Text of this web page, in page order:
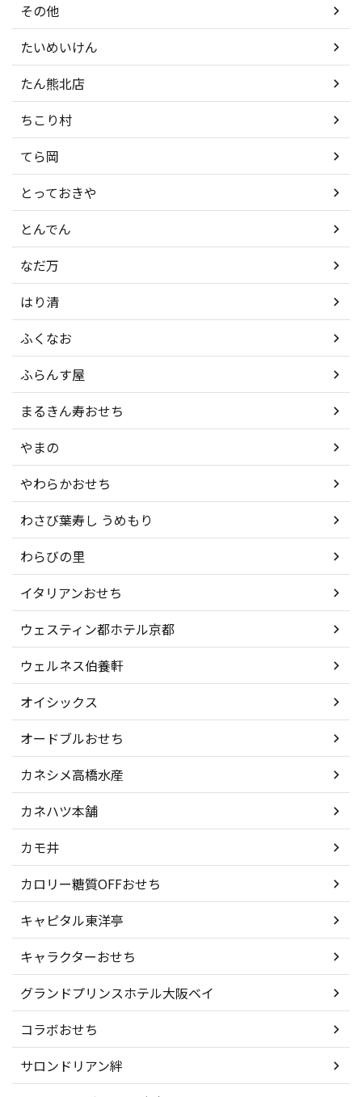
その他
たいめいけん
たん熊北店
ちこり村
てら岡
とっておきや
とんでん
なだ万
はり清
ふくなお
ふらんす屋
まるきん寿おせち
やまの
やわらかおせち
わさび葉寿し うめもり
わらびの里
イタリアンおせち
ウェスティン都ホテル京都
ウェルネス伯養軒
オイシックス
オードブルおせち
カネシメ高橋水産
カネハツ本舗
カモ井
カロリー糖質OFFおせち
キャピタル東洋亭
キャラクターおせち
グランドプリンスホテル大阪ベイ
コラボおせち
サロンドリアン絆